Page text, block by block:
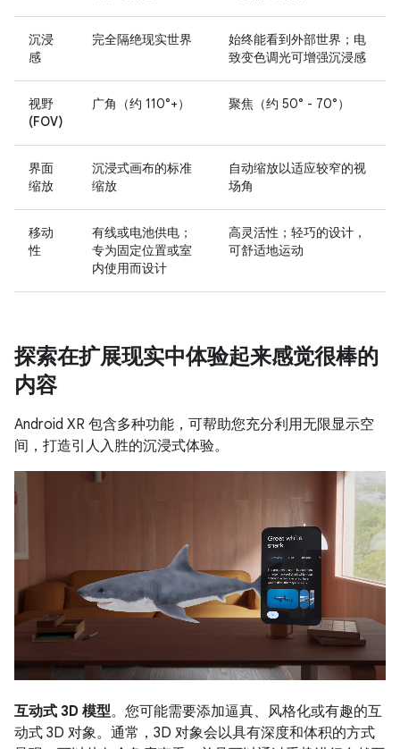
沉浸
感
完全隔绝现实世界
始终能看到外部世界；电
致变色调光可增强沉浸感
视野
(FOV)
广角（约 110°+） 聚焦（约 50° - 70°）
界面
缩放
沉浸式画布的标准
缩放
自动缩放以适应较窄的视
场角
移动
性
有线或电池供电；
专为固定位置或室
内使用而设计
高灵活性；轻巧的设计，
可舒适地运动
探索在扩展现实中体验起来感觉很棒的
内容
Android XR 包含多种功能，可帮助您充分利用无限显示空
间，打造引人入胜的沉浸式体验。
互动式 3D 模型。您可能需要添加逼真、风格化或有趣的互
动式 3D 对象。通常，3D 对象会以具有深度和体积的方式